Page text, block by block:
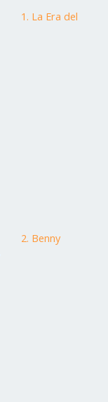
1. La Era del
2. Benny